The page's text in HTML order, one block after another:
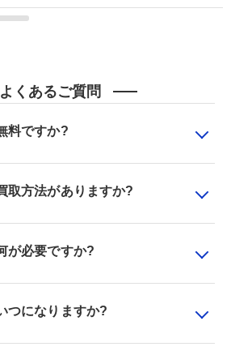
よくあるご質問
料ですか?
取方法がありますか?
が必要ですか?
つになりますか?